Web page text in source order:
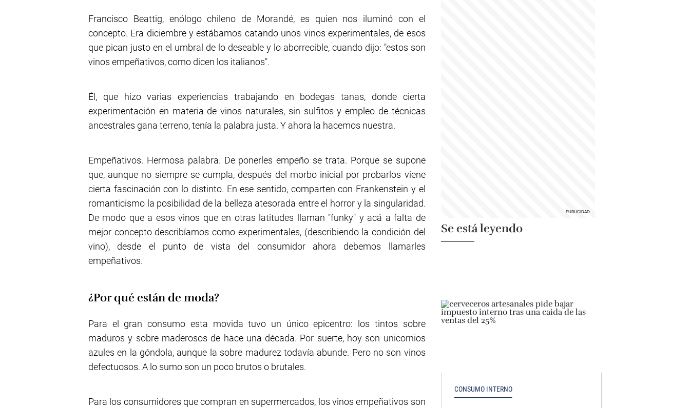
Francisco Beattig, enólogo chileno de Morandé, es quien nos iluminó con el
concepto. Era diciembre y estábamos catando unos vinos experimentales, de esos
que pican justo en el umbral de lo deseable y lo aborrecible, cuando dijo: "estos son
vinos empeñativos, como dicen los italianos".
Él, que hizo varias experiencias trabajando en bodegas tanas, donde cierta
experimentación en materia de vinos naturales, sin sulfitos y empleo de técnicas
ancestrales gana terreno, tenía la palabra justa. Y ahora la hacemos nuestra.
Empeñativos. Hermosa palabra. De ponerles empeño se trata. Porque se supone
que, aunque no siempre se cumpla, después del morbo inicial por probarlos viene
cierta fascinación con lo distinto. En ese sentido, comparten con Frankenstein y el
romanticismo la posibilidad de la belleza atesorada entre el horror y la singularidad.
De modo que a esos vinos que en otras latitudes llaman "funky" y acá a falta de
mejor concepto describíamos como experimentales, (describiendo la condición del
vino), desde el punto de vista del consumidor ahora debemos llamarles
empeñativos.
¿Por qué están de moda?
Para el gran consumo esta movida tuvo un único epicentro: los tintos sobre
maduros y sobre maderosos de hace una década. Por suerte, hoy son unicornios
azules en la góndola, aunque la sobre madurez todavía abunde. Pero no son vinos
defectuosos. A lo sumo son un poco brutos o brutales.
Para los consumidores que compran en supermercados, los vinos empeñativos son
Se está leyendo
CONSUMO INTERNO